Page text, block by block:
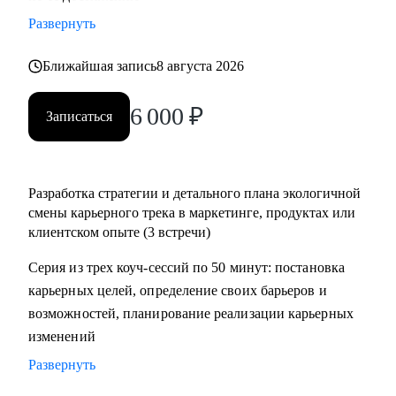
консультант
С чем помогу:
Работаю с разноплановыми карьерными запросами:
• Определить карьерные цели и пути их реализации
• Соотнести рабочий опыт и требования позиции
• Найти в себе объективную ценность, проработать
синдром самозванца
• Экологично пройти процесс увольнения
• Разобраться в подразделениях маркетинга
Кому могу помочь:
• Специалистам всех уровней в маркетинге, исследованиях
Развернуть
Ближайшая запись8 августа 2026
Записаться 6 000 ₽
Разработка стратегии и детального плана экологичной
смены карьерного трека в маркетинге, продуктах или
клиентском опыте (3 встречи)
Серия из трех коуч-сессий по 50 минут: постановка
карьерных целей, определение своих барьеров и
возможностей, планирование реализации карьерных
изменений
Развернуть